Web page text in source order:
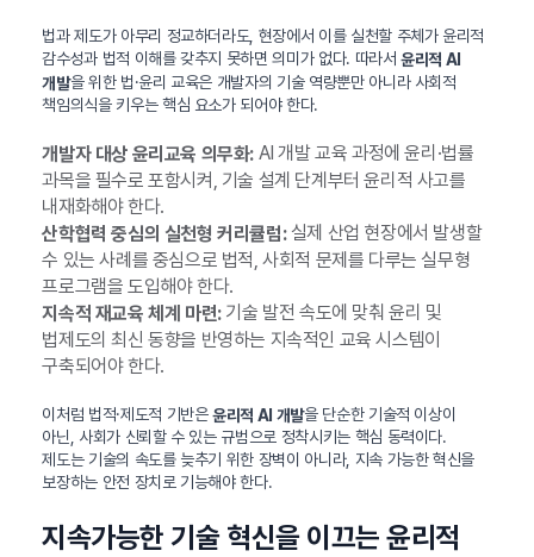
법과 제도가 아무리 정교하더라도, 현장에서 이를 실천할 주체가 윤리적
감수성과 법적 이해를 갖추지 못하면 의미가 없다. 따라서윤리적 AI
개발을 위한 법·윤리 교육은 개발자의 기술 역량뿐만 아니라 사회적
책임의식을 키우는 핵심 요소가 되어야 한다.
개발자 대상 윤리교육 의무화:AI 개발 교육 과정에 윤리·법률
과목을 필수로 포함시켜, 기술 설계 단계부터 윤리적 사고를
내재화해야 한다.
산학협력 중심의 실천형 커리큘럼:실제 산업 현장에서 발생할
수 있는 사례를 중심으로 법적, 사회적 문제를 다루는 실무형
프로그램을 도입해야 한다.
지속적 재교육 체계 마련:기술 발전 속도에 맞춰 윤리 및
법제도의 최신 동향을 반영하는 지속적인 교육 시스템이
구축되어야 한다.
이처럼 법적·제도적 기반은윤리적 AI 개발을 단순한 기술적 이상이
아닌, 사회가 신뢰할 수 있는 규범으로 정착시키는 핵심 동력이다.
제도는 기술의 속도를 늦추기 위한 장벽이 아니라, 지속 가능한 혁신을
보장하는 안전 장치로 기능해야 한다.
지속가능한 기술 혁신을 이끄는 윤리적